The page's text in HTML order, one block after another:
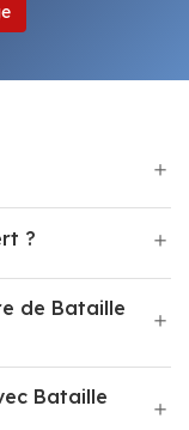
?
de Bataille
Bataille